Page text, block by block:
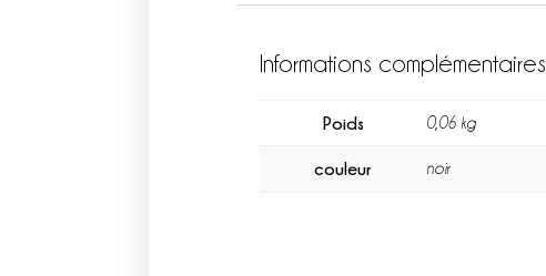
Informations complémentaires
Poids 0,06 kg
couleur noir